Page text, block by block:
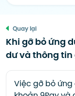
Quay lại
Khi gỡ bỏ ứng
dư và thông
Việc gỡ bỏ